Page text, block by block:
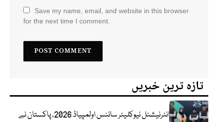
Save my name, email, and website in this browser
for the next time I comment.
تازہ ترین خبریں
انٹرنیشنل نیوکلیئر سائنس اولمپیاڈ 2026، پاکستان نے